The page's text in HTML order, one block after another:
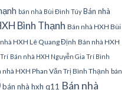
bán nhà Bùi Đình Túy Bán nhà
Bình Thạnh Bán nhà HXH Bùi
HXH Lê Quang Định Bán nhà HXH
Bán nhà HXH Nguyễn Gia Trí Bình
nhà HXH Phan Văn Trị Bình Thạnh bán
bán nhà hxh q11 Bán nhà